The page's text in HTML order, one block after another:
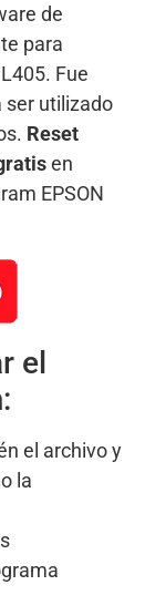
de
para
. Fue
ser utilizado
Reset
en
EPSON
el
el archivo y
la